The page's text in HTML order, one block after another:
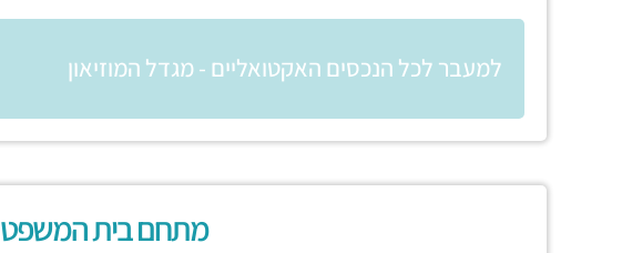
למעבר לכל הנכסים האקטואליים - מגדל המוזיאון
מתחם בית המשפט